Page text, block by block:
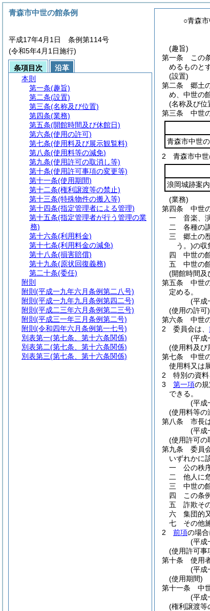
○青森
(趣旨)
第一条
この
めるものと
(設置)
第二条
郷土
め、中世の
(名称及び位
第三条
中世
青森市中世
2
青森市中
浪岡城跡案
(業務)
第四条
中世
一
音楽、
二
各種の
三
郷土の
う。)の収
四
中世の
五
中世の
(開館時間及
第五条
中世
定める。
(平成
(使用の許可)
第六条
中世
2
委員会は、
(平成
(使用料及び
第七条
中世
使用料又は
2
特別の資
3
第一項の
できる。
(平成
(使用料等の
第八条
市長
(平成
(使用許可の
第九条
委員
いずれかに
一
公の秩
二
他人に
三
中世の
四
この条
五
詐欺そ
六
集団的
七
その他
2
前項の場
(平成
(使用許可事
第十条
使用
(平成
(使用期間)
第十一条
中
(平成
(権利譲渡等
青森市中世の館条例
平成17年4月1日 条例第114号
(令和5年4月1日施行)
条項目次
沿革
本則
第一条(趣旨)
第二条(設置)
第三条(名称及び位置)
第四条(業務)
第五条(開館時間及び休館日)
第六条(使用の許可)
第七条(使用料及び展示観覧料)
第八条(使用料等の減免)
第九条(使用許可の取消し等)
第十条(使用許可事項の変更等)
第十一条(使用期間)
第十二条(権利譲渡等の禁止)
第十三条(特殊物件の搬入等)
第十四条(指定管理者による管理)
第十五条(指定管理者が行う管理の業
務)
第十六条(利用料金)
第十七条(利用料金の減免)
第十八条(損害賠償)
第十九条(原状回復義務)
第二十条(委任)
附則
附則 (平成一九年六月条例第二八号)
附則 (平成一九年九月条例第四二号)
附則 (平成二三年六月条例第二三号)
附則 (平成三一年三月条例第二号)
附則 (令和四年六月条例第一七号)
別表第一(第七条、第十六条関係)
別表第二(第七条、第十六条関係)
別表第三(第七条、第十六条関係)